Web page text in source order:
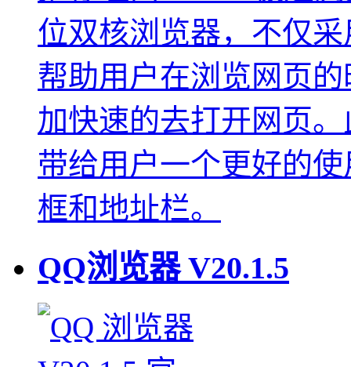
位双核浏览器，不仅
帮助用户在浏览网页
加快速的去打开网页
带给用户一个更好的
框和地址栏。
QQ浏览器V20.1.5